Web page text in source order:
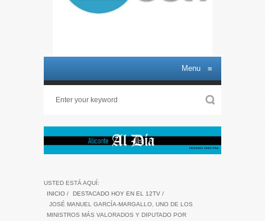
Menu ≡
USTED ESTÁ AQUÍ:
INICIO / DESTACADO HOY EN EL 12TV /
JOSÉ MANUEL GARCÍA-MARGALLO, UNO DE LOS
MINISTROS MÁS VALORADOS Y DIPUTADO POR